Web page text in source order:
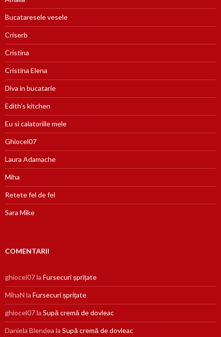
Bucataresele vesele
Criserb
Cristina
Cristina Elena
Diva in bucatarie
Edith's kitchen
Eu si calatoriile mele
Ghiocel07
Laura Adamache
Miha
Retete fel de fel
Sara Mike
COMENTARII
ghiocel07la Fursecuri șprițate
MihaN la Fursecuri șprițate
ghiocel07la Supă cremă de dovleac
Daniela Blendea la Supă cremă de dovleac